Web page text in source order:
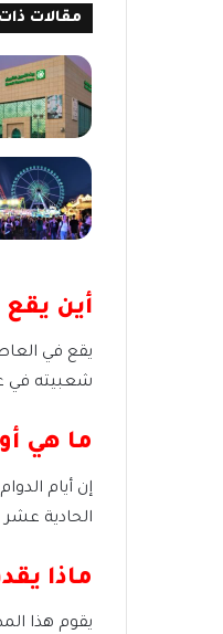
مقالات
أين
شعبيته في عام 2016 وخاصة في الصيف، والذي زاد من شهرته أن الأشخاص الذين يزرونه
ما هي
إن أيام
الحادية عشر
ماذا
يقوم هذا